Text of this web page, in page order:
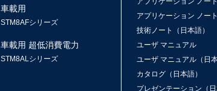
車載用
STM8AFシリーズ
車載用 超低消費電力
STM8ALシリーズ
アプリケーション ノー
技術ノート（日本語）
ユーザ マニュアル
ユーザ マニュアル（日
カタログ（日本語）
プレゼンテーション（